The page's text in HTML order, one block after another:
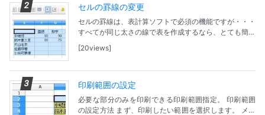
セルの罫線の変更
セルの罫線は、表計算ソフトで必須の機能ですが・・・
すべてが同じ太さの線で表を作成するなら、とても簡単
かりと方法を覚えてしまうことが大事かも。 ツール...
20views
印刷範囲の設定
必要な部分のみを印刷できる印刷範囲指定。 印刷範囲
の設定方法 まず、印刷したい範囲を選択します。 メニ